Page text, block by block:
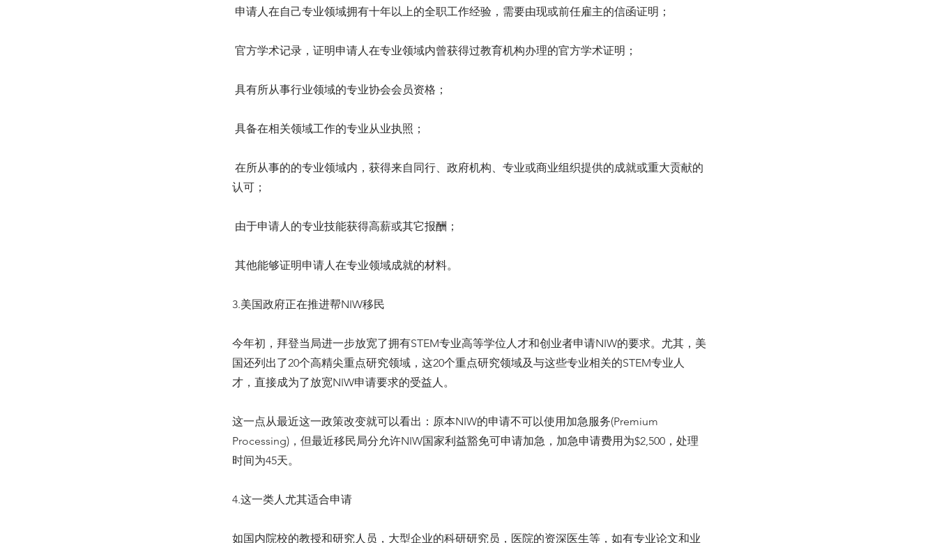
 申请人在自己专业领域拥有十年以上的全职工作经验，需要由现或前任雇主的信函证明；
 官方学术记录，证明申请人在专业领域内曾获得过教育机构办理的官方学术证明；
 具有所从事行业领域的专业协会会员资格；
 具备在相关领域工作的专业从业执照；
 在所从事的的专业领域内，获得来自同行、政府机构、专业或商业组织提供的成就或重大贡献的
认可；
 由于申请人的专业技能获得高薪或其它报酬；
 其他能够证明申请人在专业领域成就的材料。
3.美国政府正在推进帮NIW移民
今年初，拜登当局进一步放宽了拥有STEM专业高等学位人才和创业者申请NIW的要求。尤其，美
国还列出了20个高精尖重点研究领域，这20个重点研究领域及与这些专业相关的STEM专业人
才，直接成为了放宽NIW申请要求的受益人。
这一点从最近这一政策改变就可以看出：原本NIW的申请不可以使用加急服务(Premium
Processing)，但最近移民局分允许NIW国家利益豁免可申请加急，加急申请费用为$2,500，处理
时间为45天。
4.这一类人尤其适合申请
如国内院校的教授和研究人员，大型企业的科研研究员，医院的资深医生等，如有专业论文和业